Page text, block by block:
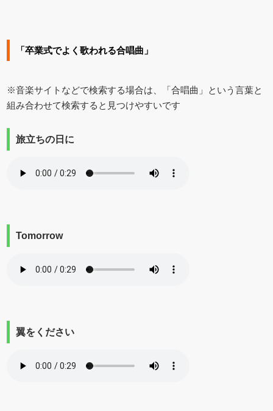
「卒業式でよく歌われる合唱曲」
※音楽サイトなどで検索する場合は、「合唱曲」という言葉と
組み合わせて検索すると見つけやすいです
旅立ちの日に
Tomorrow
翼をください